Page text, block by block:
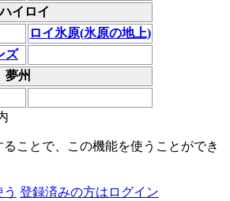
イロイ
ロイ氷原(氷原の地上)
ズ
夢州
ことで、この機能を使うことができ
登録済みの方はログイン